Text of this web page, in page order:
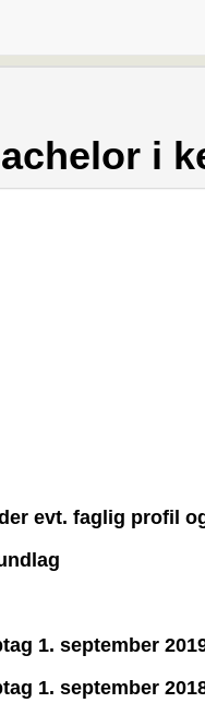
i
evt. faglig profil
1. september
1. september